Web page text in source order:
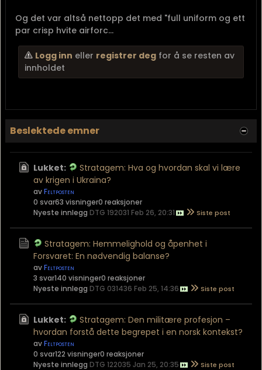
Og det var altså nettopp det med "full uniform og ett
par crisp hvite airforc...
Logg inn eller registrer deg for å se resten av
innholdet
Beslektede emner
Lukket:
Stratagem: Hva og hvordan skal vi lære
av krigen i Ukraina?
avFeltposten
0 svar63 visninger0 reaksjoner
Nyeste innlegg DTG 192031 Feb 26, 20:31
Stratagem: Hemmelighold og åpenhet i
Forsvaret: En nødvendig balanse?
avFeltposten
3 svar140 visninger0 reaksjoner
Nyeste innlegg DTG 031436 Feb 25, 14:36
Lukket:
Stratagem: Den militære profesjon –
hvordan forstå dette begrepet i en norsk kontekst?
avFeltposten
0 svar122 visninger0 reaksjoner
Nyeste innlegg DTG 122035 Jan 25, 20:35